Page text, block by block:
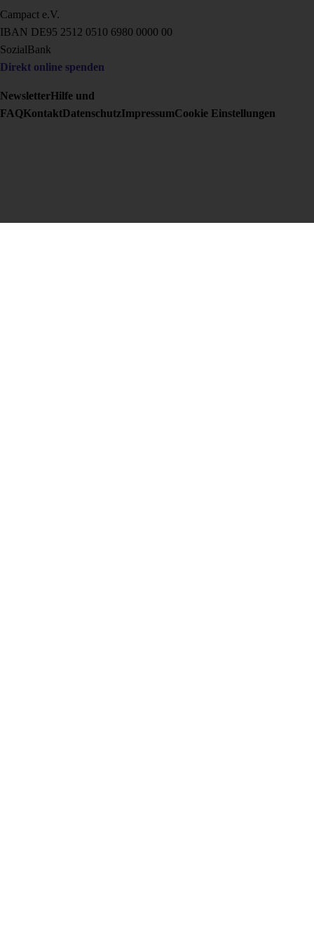
Campact e.V.
IBAN DE95 2‍5‍1‍2 0‍5‍1‍0 6‍9‍8‍0 0‍0‍0‍0 0‍0
SozialBank
Direkt online spenden
NewsletterHilfe und
FAQKontaktDatenschutzImpressumCookie Einstellungen